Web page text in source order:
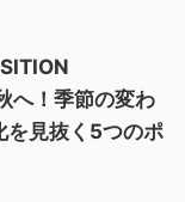
へ！季節の変わ
を見抜く5つのポ